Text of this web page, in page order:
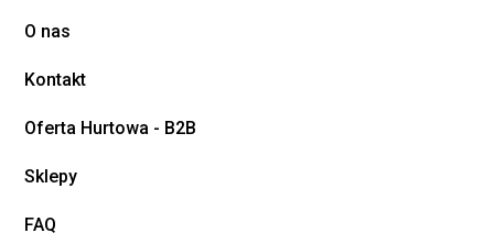
O nas
Kontakt
Oferta Hurtowa - B2B
Sklepy
FAQ